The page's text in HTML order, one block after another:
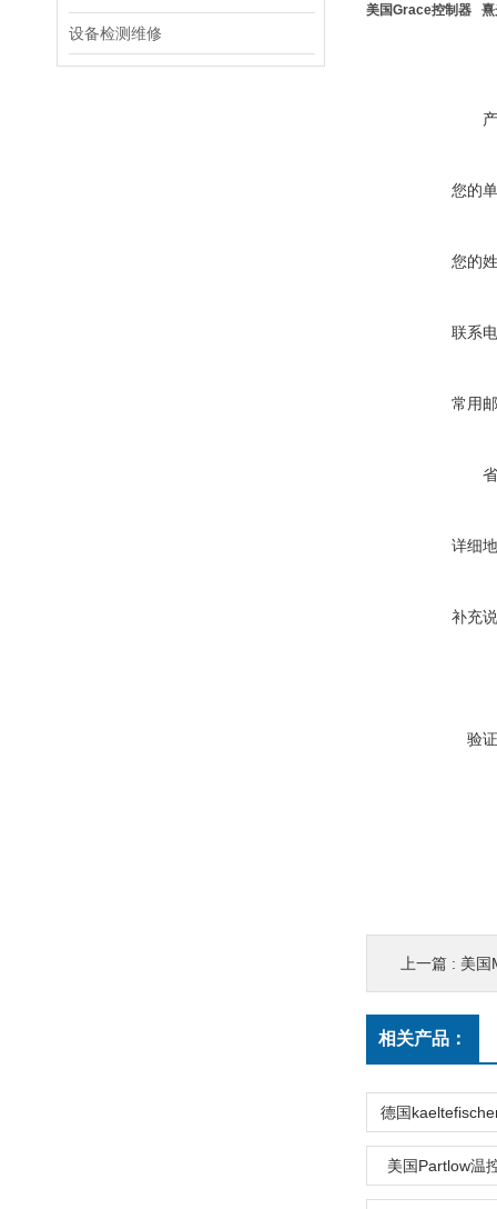
设备检测维修
美国Grace控制器 熹
您的
您的
联系
常用
详细
补充
验
上一篇 : 美国
相关产品：
美国Partlow温